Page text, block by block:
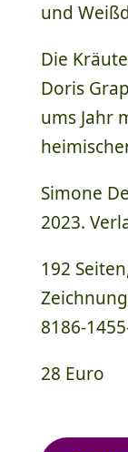
und
Die
Doris
ums Jahr
Simone
2023.
192
8186-
28 Euro